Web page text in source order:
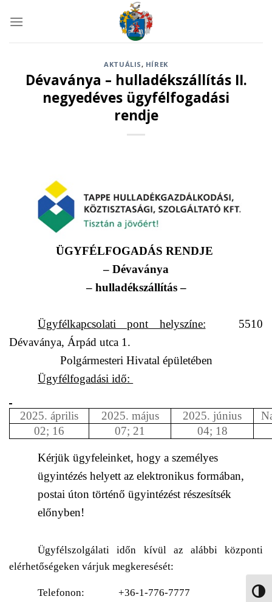
AKTUÁLIS, HÍREK
Dévaványa – hulladékszállítás II.
negyedéves ügyfélfogadási
rendje
ÜGYFÉLFOGADÁS RENDJE
– Dévaványa
– hulladékszállítás –
Ügyfélkapcsolati pont helyszíne: 5510
Dévaványa, Árpád utca 1.
Polgármesteri Hivatal épületében
Ügyfélfogadási idő:
2025. április 2025. május 2025. június
02; 16
07; 21 04; 18
Kérjük ügyfeleinket, hogy a személyes
ügyintézés helyett az elektronikus formában,
postai úton történő ügyintézést részesítsék
előnyben!
Ügyfélszolgálati időn kívül az alábbi központi
elérhetőségeken várjuk megkeresését:
Telefonon: +36-1-776-7777